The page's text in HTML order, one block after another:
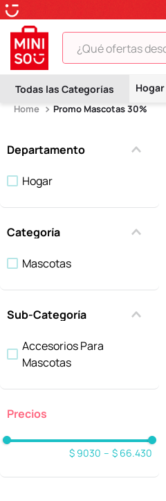
¿Qué ofertas
Hogar
Promo Mascotas 30%
Departamento
Hogar
Categoría
Mascotas
Sub-Categoría
Accesorios Para
Mascotas
$ 9030 – $ 66.430
TÉRMINOS
snoopy
9.
one piece
league of